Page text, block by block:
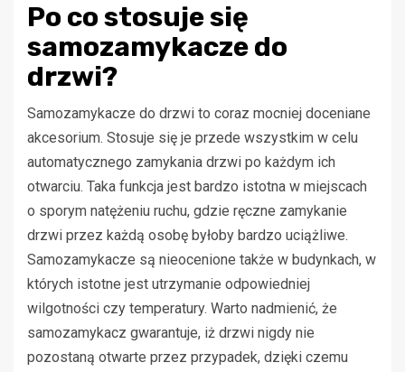
Po co stosuje się
samozamykacze do
drzwi?
Samozamykacze do drzwi to coraz mocniej doceniane
akcesorium. Stosuje się je przede wszystkim w celu
automatycznego zamykania drzwi po każdym ich
otwarciu. Taka funkcja jest bardzo istotna w miejscach
o sporym natężeniu ruchu, gdzie ręczne zamykanie
drzwi przez każdą osobę byłoby bardzo uciążliwe.
Samozamykacze są nieocenione także w budynkach, w
których istotne jest utrzymanie odpowiedniej
wilgotności czy temperatury. Warto nadmienić, że
samozamykacz gwarantuje, iż drzwi nigdy nie
pozostaną otwarte przez przypadek, dzięki czemu